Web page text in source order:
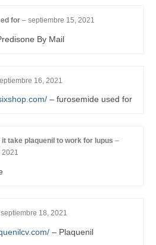
for – septiembre 15, 2021
By Mail
16, 2021
– furosemide used for
it take plaquenil to work for lupus –
septiembre 18, 2021
– Plaquenil